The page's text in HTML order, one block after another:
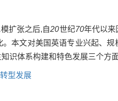
扩张之后,自20世纪70年代以来
本文对美国英语专业兴起、
识体系构建和特色发展三个方
转型发展